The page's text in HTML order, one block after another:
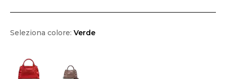
Seleziona colore: Verde